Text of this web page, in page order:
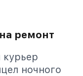
ремонт
курьер
ночного